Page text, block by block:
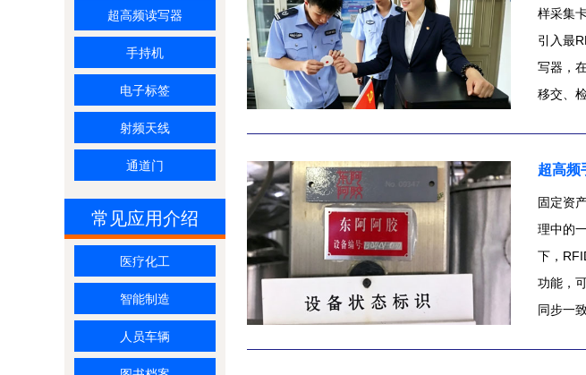
超高频读写器
手持机
电子标签
射频天线
通道门
常见应用介绍
医疗化工
智能制造
人员车辆
样采集
引入最
写器，
移交、
化的管
中，查
超高频
固定资
理中的
下，
功能，
同步一